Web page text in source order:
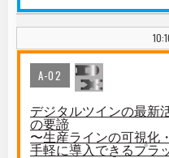
A-02
デジタルツインの最新
の要諦
〜生産ラインの可視化
手軽に導入できるプラ